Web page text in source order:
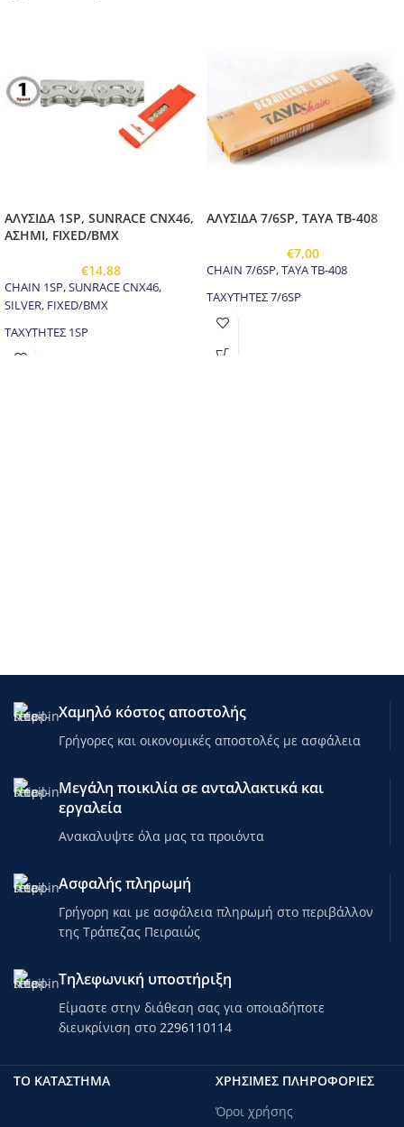
ΑΛΥΣΙΔΑ 1SP, SUNRACE CNX46,
ΑΣΗΜΙ, FIXED/BMX
€14,88
CHAIN 1SP, SUNRACE CNX46,
SILVER, FIXED/BMX
ΤΑΧΥΤΗΤΕΣ 1SP
ΑΛΥΣΙΔΑ 7/6SP, TAYA TB-408
€7,00
CHAIN 7/6SP, TAYA TB-408
ΤΑΧΥΤΗΤΕΣ 7/6SP
Χαμηλό κόστος αποστολής
Γρήγορες και οικονομικές αποστολές με ασφάλεια
Μεγάλη ποικιλία σε ανταλλακτικά και
εργαλεία
Ανακαλυψτε όλα μας τα προιόντα
Ασφαλής πληρωμή
Γρήγορη και με ασφάλεια πληρωμή στο περιβάλλον
της Τράπεζας Πειραιώς
Τηλεφωνική υποστήριξη
Είμαστε στην διάθεση σας για οποιαδήποτε
διευκρίνιση στο 2296110114
ΤΟ ΚΑΤΑΣΤΗΜΑ
ΧΡΗΣΙΜΕΣ ΠΛΗΡΟΦΟΡΙΕΣ
Όροι χρήσης